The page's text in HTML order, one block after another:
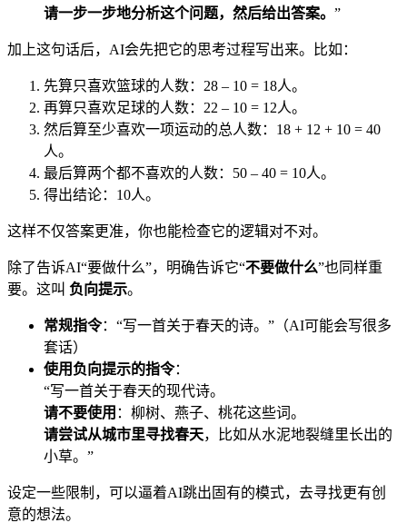
请一步一步地分析这个问题，然后给出答案。 ”
加上这句话后，AI会先把它的思考过程写出来。比如：
先算只喜欢篮球的人数：28 – 10 = 18人。
再算只喜欢足球的人数：22 – 10 = 12人。
然后算至少喜欢一项运动的总人数：18 + 12 + 10 = 40
人。
最后算两个都不喜欢的人数：50 – 40 = 10人。
得出结论：10人。
这样不仅答案更准，你也能检查它的逻辑对不对。
除了告诉AI“要做什么”，明确告诉它“不要做什么”也同样重
要。这叫 负向提示。
常规指令：“写一首关于春天的诗。”（AI可能会写很多
套话）
使用负向提示的指令：
“写一首关于春天的现代诗。
请不要使用 ：柳树、燕子、桃花这些词。
请尝试从城市里寻找春天，比如从水泥地裂缝里长出的
小草。”
设定一些限制，可以逼着AI跳出固有的模式，去寻找更有创
意的想法。